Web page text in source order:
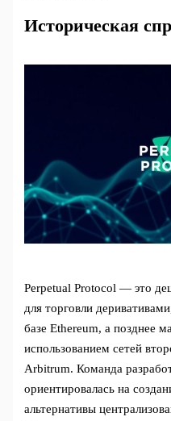
Историческая
Perpetual Protocol — это
для торговли
базе Ethereum, а позднее
использованием сетей
Arbitrum. Команда
ориентировалась на
альтернативы